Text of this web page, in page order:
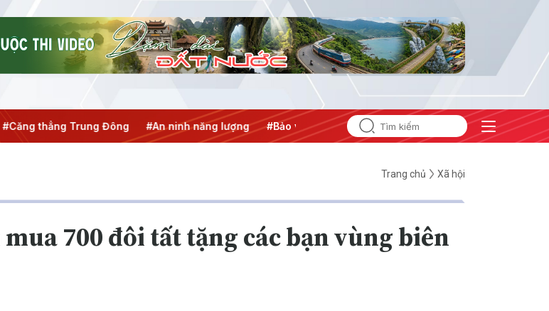
thẳng Trung Đông #An ninh năng lượng #Bảo vệ nền tảng tư tưởng của Đảng
Trang chủ Xã hội
700 đôi tất tặng các bạn vùng biên